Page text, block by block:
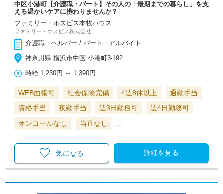
中区小港町【介護職・パート】その人の「最期までの暮らし」を支
える温かいケアに携わりませんか？
ファミリー・ホスピス本牧ハウス
ファミリー・ホスピス株式会社
介護職・ヘルパー / パート・アルバイト
神奈川県 横浜市中区 小港町3-192
時給 1,230円 ～ 1,390円
WEB面接可 社会保険完備 4週8休以上
通勤手当
資格手当
夜勤手当 週3日勤務可
週4日勤務可
オンコールなし
当直なし …
詳細を見る
気になる